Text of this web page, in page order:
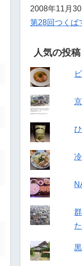
2008年11月30
第28回つくば
人気の投
た